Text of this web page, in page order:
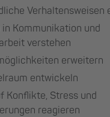
Verhaltensweisen
Kommunikation und
verstehen
erweitern
entwickeln
Konflikte, Stress und
reagieren